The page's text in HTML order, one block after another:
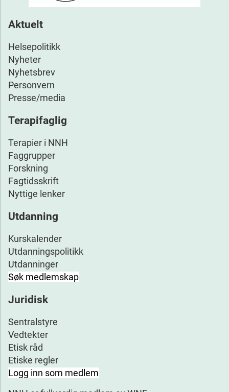
Aktuelt
Helsepolitikk
Nyheter
Nyhetsbrev
Personvern
Presse/media
Terapifaglig
Terapier i NNH
Faggrupper
Forskning
Fagtidsskrift
Nyttige lenker
Utdanning
Kurskalender
Utdanningspolitikk
Utdanninger
Søk medlemskap
Juridisk
Sentralstyre
Vedtekter
Etisk råd
Etiske regler
Logg inn som medlem